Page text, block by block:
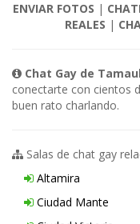
ENVIAR FOTOS |
REALES |
Chat Gay de
conectarte con cientos
buen rato charlando.
Salas de chat gay
Altamira
Ciudad Mante